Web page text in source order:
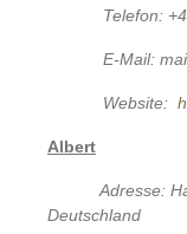
Telefon:
E-Mail:
Website:
Albert
Adresse:
Deutschland